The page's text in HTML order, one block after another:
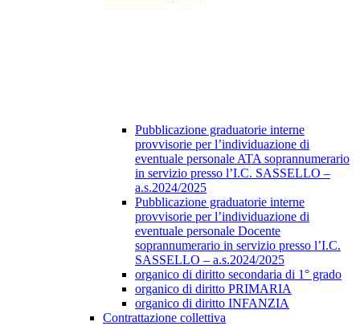
Pubblicazione graduatorie interne
provvisorie per l’individuazione di
eventuale personale ATA soprannumerario
in servizio presso l’I.C. SASSELLO –
a.s.2024/2025
Pubblicazione graduatorie interne
provvisorie per l’individuazione di
eventuale personale Docente
soprannumerario in servizio presso l’I.C.
SASSELLO – a.s.2024/2025
organico di diritto secondaria di 1° grado
organico di diritto PRIMARIA
organico di diritto INFANZIA
Contrattazione collettiva